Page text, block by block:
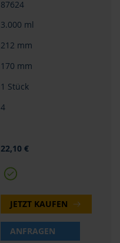
87624
3.000 ml
212 mm
170 mm
1 Stück
4
22,10 €
JETZT KAUFEN
ANFRAGEN